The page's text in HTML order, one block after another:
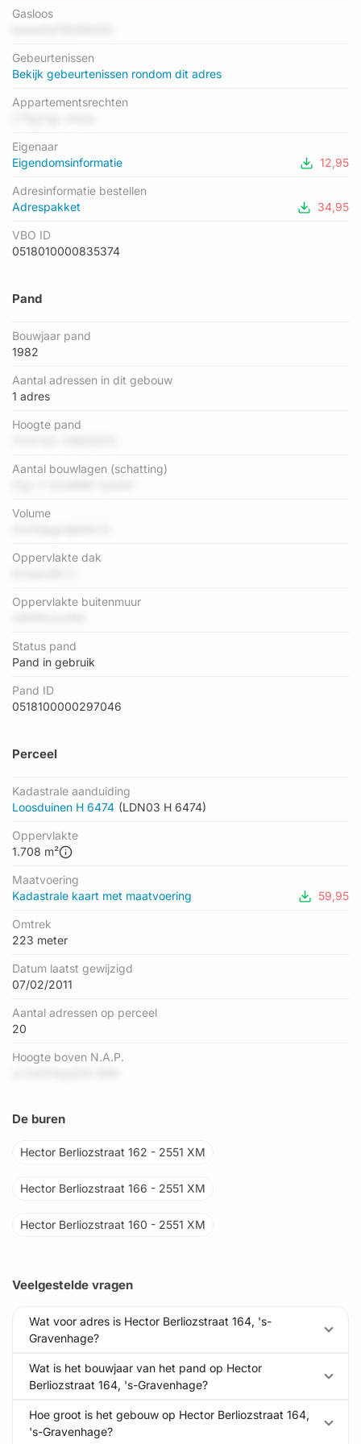
geregistreerd. Het hoogste energielabel in de straat is A; het
gebruik'. Het pand waarin dit adres ligt heeft als status: 'pand
in gebruik'.
Gasloos
Gebeurtenissen
Bekijk gebeurtenissen rondom dit adres
Appartementsrechten
Eigenaar
Eigendomsinformatie
12,95
Adresinformatie bestellen
Adrespakket
34,95
VBO ID
0518010000835374
Pand
Bouwjaar pand
1982
Aantal adressen in dit gebouw
1 adres
Hoogte pand
Aantal bouwlagen (schatting)
Volume
Oppervlakte dak
Oppervlakte buitenmuur
Status pand
Pand in gebruik
Pand ID
0518100000297046
Perceel
Kadastrale aanduiding
Loosduinen H 6474 (LDN03 H 6474)
Oppervlakte
1.708 m²
Maatvoering
Kadastrale kaart met maatvoering
59,95
Omtrek
223 meter
Datum laatst gewijzigd
07/02/2011
Aantal adressen op perceel
20
Hoogte boven N.A.P.
De buren
Hector Berliozstraat 162 - 2551 XM
Hector Berliozstraat 166 - 2551 XM
Hector Berliozstraat 160 - 2551 XM
Veelgestelde vragen
Wat voor adres is Hector Berliozstraat 164, 's-
Gravenhage?
Wat is het bouwjaar van het pand op Hector
Berliozstraat 164, 's-Gravenhage?
Hoe groot is het gebouw op Hector Berliozstraat 164,
's-Gravenhage?